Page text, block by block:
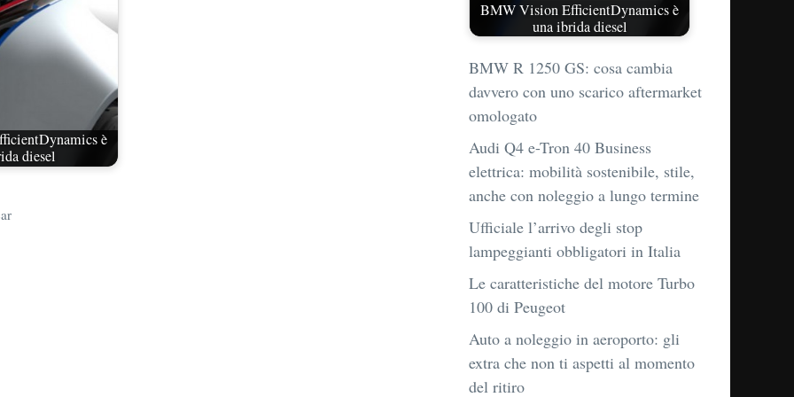
è
diesel
BMW Vision EfficientDynamics è
una ibrida diesel
BMW R 1250 GS: cosa cambia
davvero con uno scarico aftermarket
omologato
Audi Q4 e-Tron 40 Business
elettrica: mobilità sostenibile, stile,
anche con noleggio a lungo termine
Ufficiale l’arrivo degli stop
lampeggianti obbligatori in Italia
Le caratteristiche del motore Turbo
100 di Peugeot
Auto a noleggio in aeroporto: gli
extra che non ti aspetti al momento
del ritiro